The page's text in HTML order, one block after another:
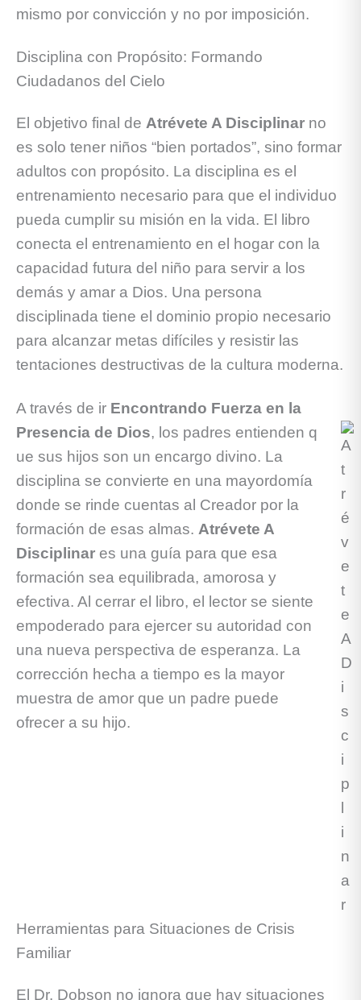
mismo por convicción y no por imposición.
Disciplina con Propósito: Formando
Ciudadanos del Cielo
El objetivo final de Atrévete A Disciplinar no
es solo tener niños “bien portados”, sino formar
adultos con propósito. La disciplina es el
entrenamiento necesario para que el individuo
pueda cumplir su misión en la vida. El libro
conecta el entrenamiento en el hogar con la
capacidad futura del niño para servir a los
demás y amar a Dios. Una persona
disciplinada tiene el dominio propio necesario
para alcanzar metas difíciles y resistir las
tentaciones destructivas de la cultura moderna.
A través de ir Encontrando Fuerza en la
Presencia de Dios, los padres entienden q
ue sus hijos son un encargo divino. La
disciplina se convierte en una mayordomía
donde se rinde cuentas al Creador por la
formación de esas almas. Atrévete A
Disciplinar es una guía para que esa
formación sea equilibrada, amorosa y
efectiva. Al cerrar el libro, el lector se siente
empoderado para ejercer su autoridad con
una nueva perspectiva de esperanza. La
corrección hecha a tiempo es la mayor
muestra de amor que un padre puede
ofrecer a su hijo.
Herramientas para Situaciones de Crisis
Familiar
El Dr. Dobson no ignora que hay situaciones